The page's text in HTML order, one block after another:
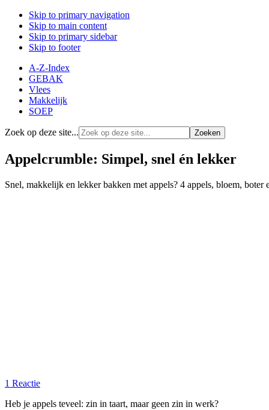
Skip to primary navigation
Skip to main content
Skip to primary sidebar
Skip to footer
A-Z-Index
GEBAK
Vlees
Makkelijk
SOEP
Zoek op deze site...
Appelcrumble: Simpel, snel én lekker
Snel, makkelijk en lekker bakken met appels? 4 appels, bloem,
1 Reactie
Heb je appels teveel: zin in taart, maar geen zin in werk?